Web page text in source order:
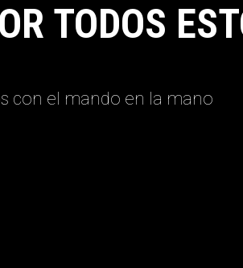
TODOS
con el mando en la mano